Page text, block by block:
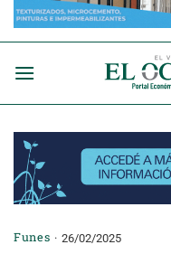
Saltar
Funes 26/02/2025